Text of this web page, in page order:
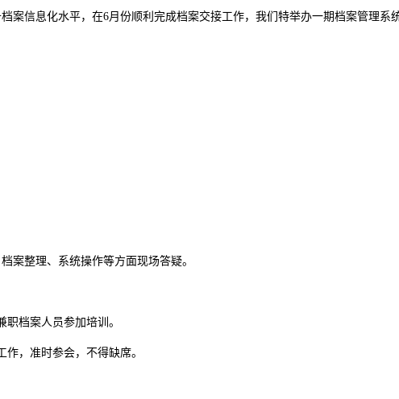
案信息化水平，在6月份顺利完成档案交接工作，我们特举办一期档案管理系
案整理、系统操作等方面现场答疑。
档案人员参加培训。
，准时参会，不得缺席。